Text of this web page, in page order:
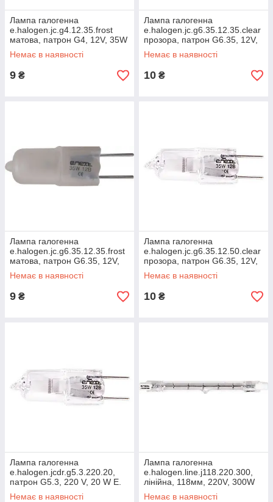
Лампа галогенна
e.halogen.jc.g4.12.35.frost
матова, патрон G4, 12V, 35W
Немає в наявності
9 ₴
Лампа галогенна
e.halogen.jc.g6.35.12.35.clear
прозора, патрон G6.35, 12V,
35W
Немає в наявності
10 ₴
Лампа галогенна
e.halogen.jc.g6.35.12.35.frost
матова, патрон G6.35, 12V,
35W
Немає в наявності
9 ₴
Лампа галогенна
e.halogen.jc.g6.35.12.50.clear
прозора, патрон G6.35, 12V,
50W
Немає в наявності
10 ₴
Лампа галогенна
e.halogen.jcdr.g5.3.220.20,
патрон G5.3, 220 V, 20 W E.
NEXT
Немає в наявності
Лампа галогенна
e.halogen.line.j118.220.300,
лінійна, 118мм, 220V, 300W
Немає в наявності